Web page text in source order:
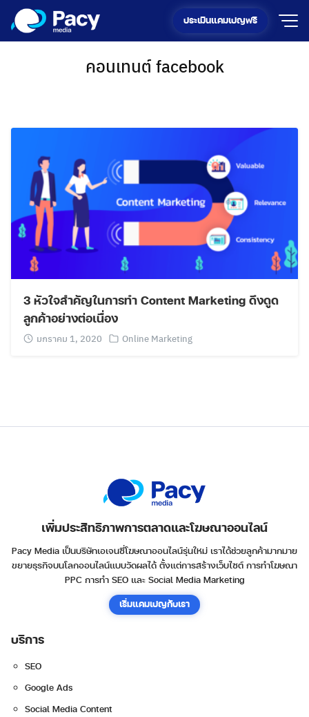
Skip
content
ประเมินแคมเปญฟรี
คอนเทนต์ facebook
3 หัวใจสำคัญในการทำ Content Marketing ดึงดูด
ลูกค้าอย่างต่อเนื่อง
มกราคม 1, 2020 Online Marketing
เพิ่มประสิทธิภาพการตลาดและโฆษณาออนไลน์
Pacy Media เป็นบริษัทเอเจนซี่โฆษณาออนไลน์รุ่นใหม่ เราได้ช่วยลูกค้ามากมาย
ขยายธุรกิจบนโลกออนไลน์แบบวัดผลได้ ตั้งแต่การสร้างเว็บไซต์ การทำโฆษณา
PPC การทำ SEO และ Social Media Marketing
เริ่มแคมเปญกับเรา
บริการ
SEO
Google Ads
Social Media Content